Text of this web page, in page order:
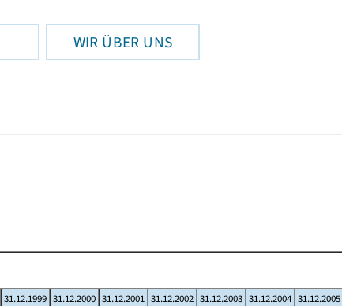
WIR ÜBER UNS
31.12.1999 31.12.2000 31.12.2001 31.12.2002 31.12.2003 31.12.2004 31.12.2005